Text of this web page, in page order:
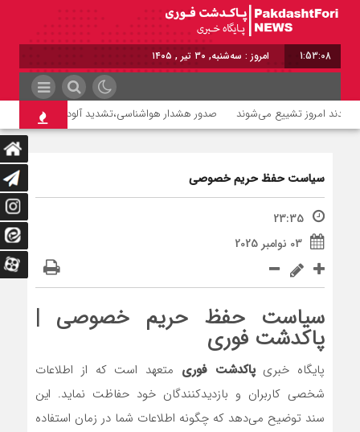
1:53:09 امروز : سه‌شنبه, ۳۰ تیر , ۱۴۰۵
صدور هشدار هواشناسی،تشدید آلودگی هوا تا روز
سیاست حفظ حریم خصوصی
23:35
03 نوامبر 2025
سیاست حفظ حریم خصوصی |
پاکدشت فوری
پایگاه خبریپاکدشت فوری متعهد است که از اطلاعات
شخصی کاربران و بازدیدکنندگان خود حفاظت نماید. این
سند توضیح می‌دهد که چگونه اطلاعات شما در زمان استفاده